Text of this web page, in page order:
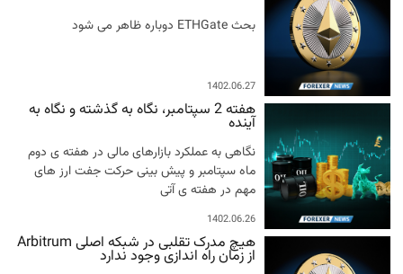
بحث ETHGate دوباره ظاهر می شود
1402.06.27
هفته 2 سپتامبر، نگاه به گذشته و نگاه به
آینده
نگاهی به عملکرد بازارهای مالی در هفته ی دوم
ماه سپتامبر و پیش بینی حرکت جفت ارز های
مهم در هفته ی آتی
1402.06.26
هیچ مدرک تقلبی در شبکه اصلی Arbitrum
از زمان راه اندازی وجود ندارد